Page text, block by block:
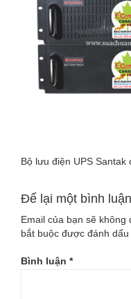
SANTAK-
CU-
C6KR-
Bộ lưu điện UPS Santak
Để lại một bình luận
Email của bạn sẽ không
bắt buộc được đánh dấu
Bình luận *